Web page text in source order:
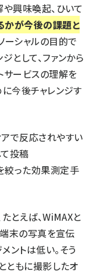
興味喚起、ひいて
かが今後の課題と
ーシャルの目的で
として、ファンから
サービスの理解を
今後チャレンジす
で反応されやすい
投稿
絞った効果測定手
とえば、WiMAXと
末の写真を宣伝
ントは低い。そう
ともに撮影したオ